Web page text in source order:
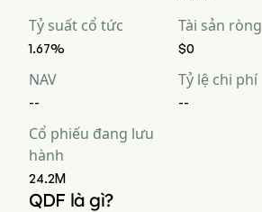
Tỷ suất cổ tức
1.67%
Tài sản ròng
$0
NAV
--
Tỷ lệ chi phí
--
Cổ phiếu đang lưu
hành
24.2M
QDF là gì?